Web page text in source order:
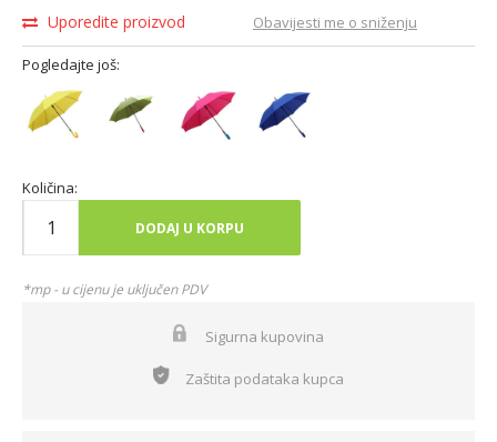
Uporedite proizvod Obavijesti me o sniženju
Pogledajte još:
Količina:
DODAJ U KORPU
*mp - u cijenu je uključen PDV
Sigurna kupovina
Zaštita podataka kupca